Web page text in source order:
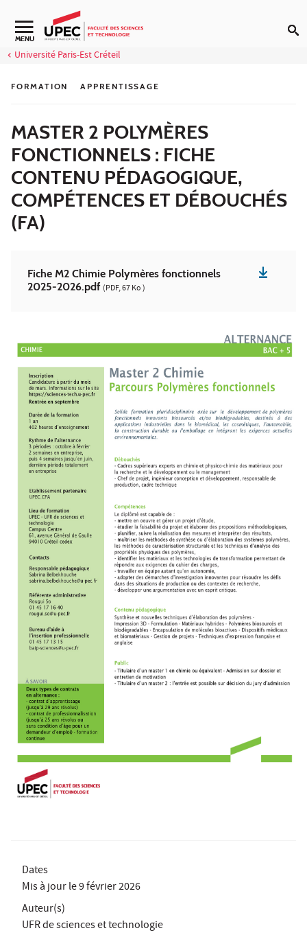
Aller au contenu
Navigation secondaire
MENU
Université Paris-Est Créteil
FORMATION APPRENTISSAGE
MASTER 2 POLYMÈRES
FONCTIONNELS : FICHE
CONTENU PÉDAGOGIQUE,
COMPÉTENCES ET DÉBOUCHÉS
(FA)
Fiche M2 Chimie Polymères fonctionnels
2025-2026.pdf (PDF, 67 Ko )
Dates
Mis à jour le9 février 2026
Auteur(s)
UFR de sciences et technologie